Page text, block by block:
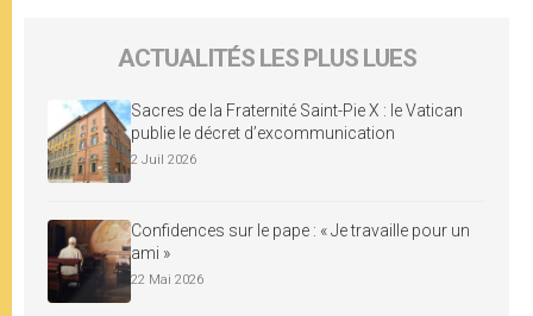
ACTUALITÉS LES PLUS LUES
Sacres de la Fraternité Saint-Pie X : le Vatican
publie le décret d’excommunication
2 Juil 2026
Confidences sur le pape : « Je travaille pour un
ami »
22 Mai 2026